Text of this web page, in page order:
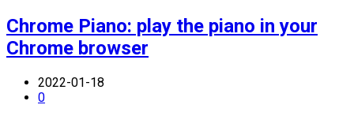
Chrome Piano: play the piano in your
Chrome browser
2022-01-18
0